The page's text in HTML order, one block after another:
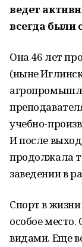
ведет
всегда были
Она 46 лет
(ныне
учебно-
И после
продолжала
заведении в
Спорт в
особое
видами. Еще